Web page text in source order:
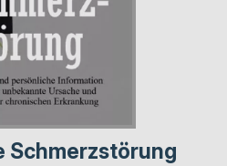
Schmerzstörung